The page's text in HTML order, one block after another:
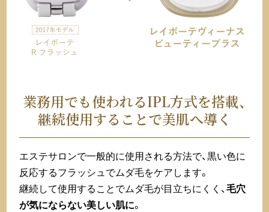
業務用でも使われるIPL方式を搭載、
継続使用することで美肌へ導く
エステサロンで一般的に使用される方法で、黒い色に
反応するフラッシュでムダ毛をケアします。
継続して使用することでムダ毛が目立ちにくく、毛穴
が気にならない美しい肌に。